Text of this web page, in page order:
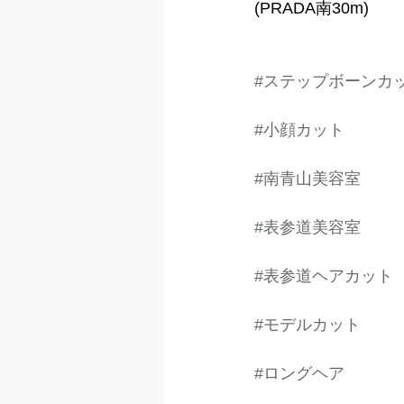
(PRADA南30m)
#ステップボーンカ
#小顔カット
#南青山美容室
#表参道美容室
#表参道ヘアカット
#モデルカット
#ロングヘア